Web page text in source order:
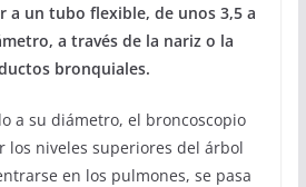
a un tubo flexible, de unos 3,5 a
a través de la nariz o la
bronquiales.
a su diámetro, el broncoscopio
los niveles superiores del árbol
en los pulmones, se pasa